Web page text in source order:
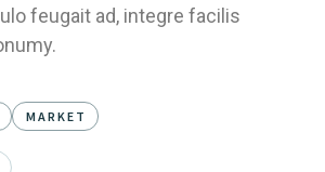
feugait ad, integre facilis
MARKET